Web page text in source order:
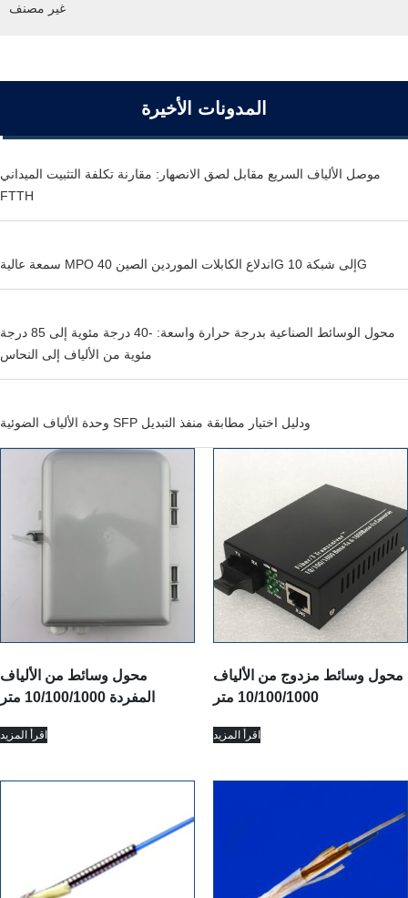
غير مصنف
المدونات الأخيرة
موصل الألياف السريع مقابل لصق الانصهار: مقارنة تكلفة التثبيت الميداني
FTTH
سمعة عالية MPO اندلاع الكابلات الموردين الصين 40G إلى شبكة 10G
محول الوسائط الصناعية بدرجة حرارة واسعة: -40 درجة مئوية إلى 85 درجة
مئوية من الألياف إلى النحاس
وحدة الألياف الضوئية SFP ودليل اختيار مطابقة منفذ التبديل
محول وسائط من الألياف
اقرأ المزيد
محول وسائط مزدوج من الألياف
اقرأ المزيد